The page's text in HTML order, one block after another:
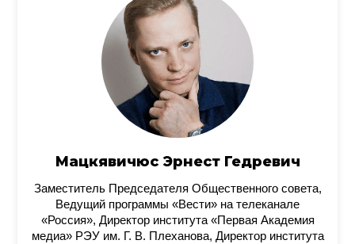
Мацкявичюс Эрнест Гедревич
Заместитель Председателя Общественного совета,
Ведущий программы «Вести» на телеканале
«Россия», Директор института «Первая Академия
медиа» РЭУ им. Г. В. Плеханова, Директор института